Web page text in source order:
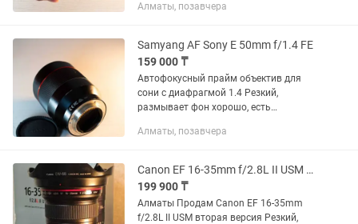
картинку
Алматы, позавчера
Samyang AF Sony E 50mm f/1.4 FE
159 000 ₸
Автофокусный прайм объектив для
сони с диафрагмой 1.4 Резкий,
размывает фон хорошо, есть
работу Так же есть другие объективы,
Алматы, позавчера
Canon EF 16-35mm f/2.8L II USM Идеал
199 900 ₸
Алматы Продам Canon EF 16-35mm
f/2.8L II USM вторая версия Резкий,